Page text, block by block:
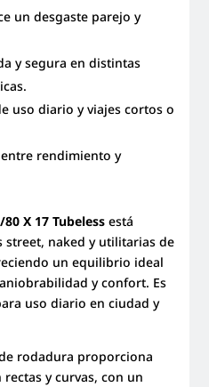
un desgaste parejo y
y segura en distintas
uso diario y viajes cortos o
rendimiento y
X 17 Tubeless está
street, naked y utilitarias de
un equilibrio ideal
y confort. Es
uso diario en ciudad y
rodadura proporciona
y curvas, con un